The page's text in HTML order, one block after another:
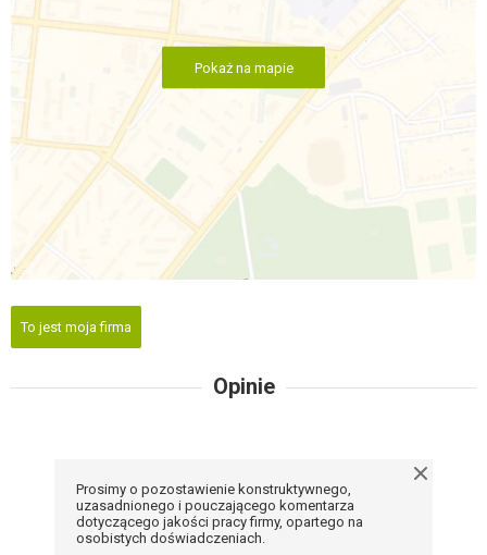
Pokaż na mapie
To jest moja firma
Opinie
Prosimy o pozostawienie konstruktywnego,
uzasadnionego i pouczającego komentarza
dotyczącego jakości pracy firmy, opartego na
osobistych doświadczeniach.